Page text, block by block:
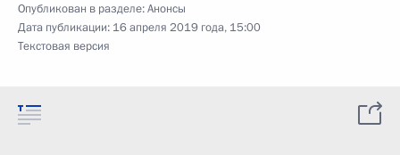
Опубликован в разделе:Анонсы
Дата публикации: 16 апреля 2019 года, 15:00
Текстовая версия